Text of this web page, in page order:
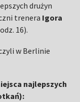
drużyn
trenera Igora
16).
w Berlinie
najlepszych